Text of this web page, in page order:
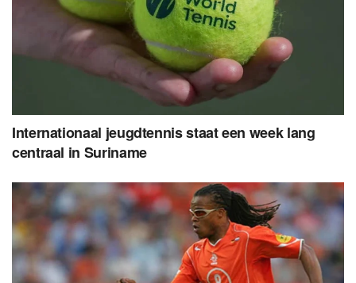
Internationaal jeugdtennis staat een week lang
centraal in Suriname